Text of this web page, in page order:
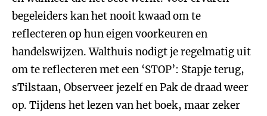
begeleiders kan het nooit kwaad om te
reflecteren op hun eigen voorkeuren en
handelswijzen. Walthuis nodigt je regelmatig uit
om te reflecteren met een ‘STOP’: Stapje terug,
sTilstaan, Observeer jezelf en Pak de draad weer
op. Tijdens het lezen van het boek, maar zeker